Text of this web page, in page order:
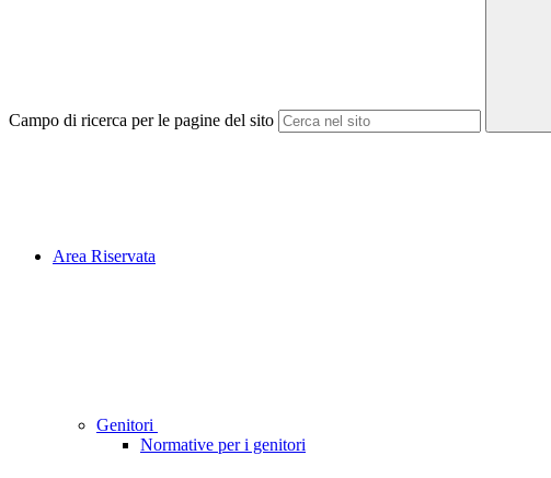
Campo di ricerca per le pagine del sito
Area Riservata
Genitori
Normative per i genitori